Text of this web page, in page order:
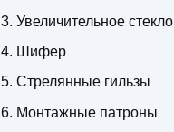
3. Увеличительное стекло
4. Шифер
5. Стрелянные гильзы
6. Монтажные патроны